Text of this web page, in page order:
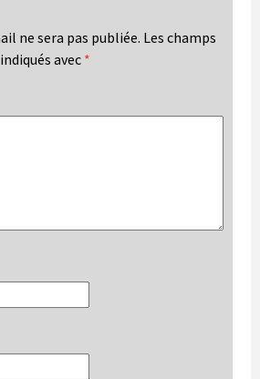
ne sera pas publiée. Les champs
avec *